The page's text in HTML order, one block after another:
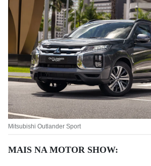
Mitsubishi Outlander Sport
MAIS NA MOTOR SHOW: